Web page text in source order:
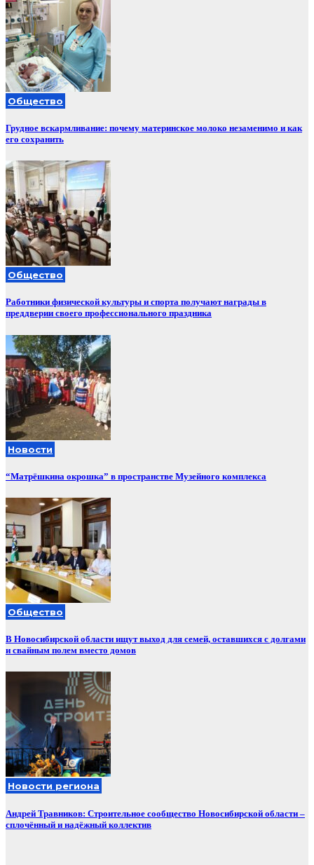
Общество
Грудное вскармливание: почему материнское молоко незаменимо и как
его сохранить
Общество
Работники физической культуры и спорта получают награды в
преддверии своего профессионального праздника
Новости
“Матрёшкина окрошка” в пространстве Музейного комплекса
Общество
В Новосибирской области ищут выход для семей, оставшихся с долгами
и свайным полем вместо домов
Новости региона
Андрей Травников: Строительное сообщество Новосибирской области –
сплочённый и надёжный коллектив